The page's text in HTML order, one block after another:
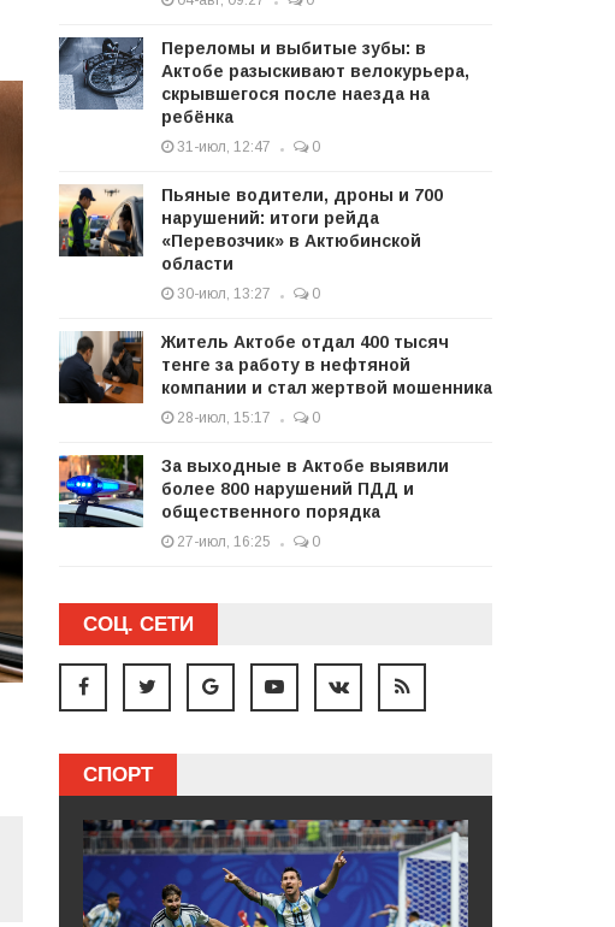
Переломы и выбитые зубы: в
Актобе разыскивают велокурьера,
скрывшегося после наезда на
ребёнка
31-июл, 12:47 0
Пьяные водители, дроны и 700
нарушений: итоги рейда
«Перевозчик» в Актюбинской
области
30-июл, 13:27 0
Житель Актобе отдал 400 тысяч
тенге за работу в нефтяной
компании и стал жертвой мошенника
28-июл, 15:17 0
За выходные в Актобе выявили
более 800 нарушений ПДД и
общественного порядка
27-июл, 16:25 0
СОЦ. СЕТИ
СПОРТ